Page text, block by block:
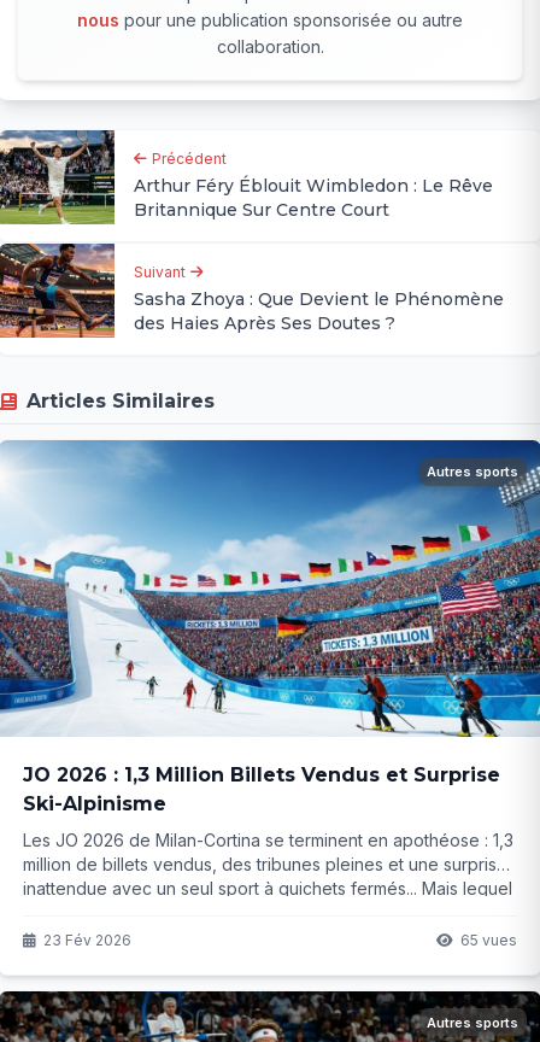
nous pour une publication sponsorisée ou autre
collaboration.
Précédent
Arthur Féry Éblouit Wimbledon : Le Rêve
Britannique Sur Centre Court
Suivant
Sasha Zhoya : Que Devient le Phénomène
des Haies Après Ses Doutes ?
Articles Similaires
Autres sports
JO 2026 : 1,3 Million Billets Vendus et Surprise
Ski-Alpinisme
Les JO 2026 de Milan-Cortina se terminent en apothéose : 1,3
million de billets vendus, des tribunes pleines et une surprise
inattendue avec un seul sport à guichets fermés... Mais lequel
23 Fév 2026 65 vues
Autres sports